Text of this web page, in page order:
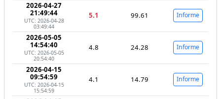
2026-04-27
21:49:44
UTC: 2026-04-28
03:49:44
5.1 99.61 Informe
2026-05-05
14:54:40
UTC: 2026-05-05
20:54:40
4.8 24.28 Informe
2026-04-15
09:54:59
UTC: 2026-04-15
15:54:59
4.1 14.79 Informe